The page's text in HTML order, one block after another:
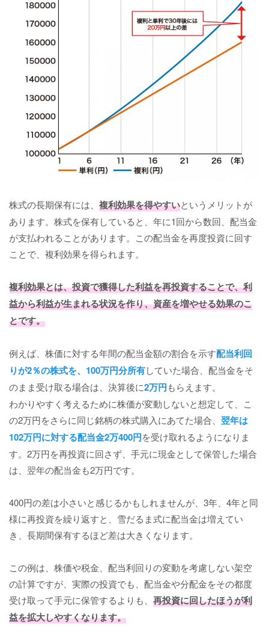
株式の長期保有には、 複利効果を得やすいというメリットが
あります。株式を保有していると、年に1回から数回、配当金
が支払われることがあります。この配当金を再度投資に回す
ことで、複利効果を得られます。
複利効果とは、投資で獲得した利益を再投資することで、利
益から利益が生まれる状況を作り、資産を増やせる効果のこ
とです。
例えば、株価に対する年間の配当金額の割合を示す配当利回
りが2％の株式を、100万円分所有していた場合、配当金をそ
のまま受け取る場合は、決算後に2万円もらえます。
わかりやすく考えるために株価が変動しないと想定して、こ
の2万円をさらに同じ銘柄の株式購入にあてた場合、 翌年は
102万円に対する配当金2万400円を受け取れるようになりま
す。2万円を再投資に回さず、手元に現金として保管した場合
は、翌年の配当金も2万円です。
400円の差は小さいと感じるかもしれませんが、3年、4年と同
様に再投資を繰り返すと、雪だるま式に配当金は増えてい
き、長期間保有するほど差は大きくなります。
この例は、株価や税金、配当利回りの変動を考慮しない架空
の計算ですが、実際の投資でも、配当金や分配金をその都度
受け取って手元に保管するよりも、 再投資に回したほうが利
益を拡大しやすくなります。